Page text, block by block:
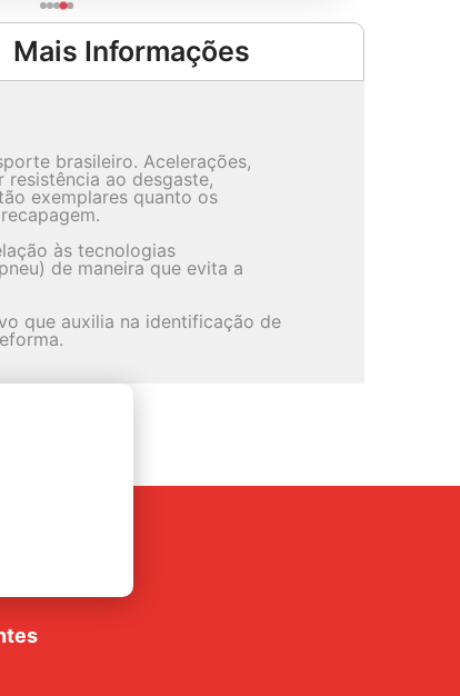
Mais Informações
brasileiro. Acelerações,
resistência ao desgaste,
exemplares quanto os
às tecnologias
de maneira que evita a
que auxilia na identificação de